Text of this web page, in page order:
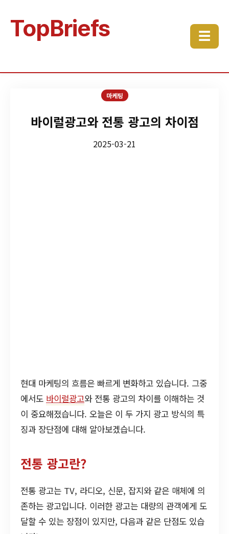
TopBriefs ☰
마케팅
바이럴광고와 전통 광고의 차이점
2025-03-21
현대 마케팅의 흐름은 빠르게 변화하고 있습니다. 그중
에서도 바이럴광고와 전통 광고의 차이를 이해하는 것
이 중요해졌습니다. 오늘은 이 두 가지 광고 방식의 특
징과 장단점에 대해 알아보겠습니다.
전통 광고란?
전통 광고는 TV, 라디오, 신문, 잡지와 같은 매체에 의
존하는 광고입니다. 이러한 광고는 대량의 관객에게 도
달할 수 있는 장점이 있지만, 다음과 같은 단점도 있습